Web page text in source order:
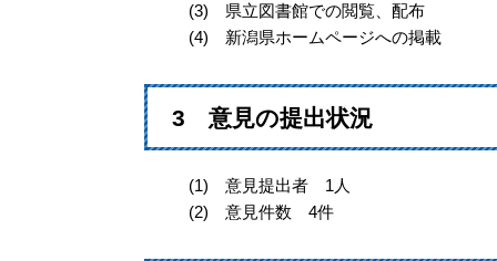
(3) 県立図書館での閲覧、配布
(4) 新潟県ホームページへの掲載
3 意見の提出状況
(1) 意見提出者 1人
(2) 意見件数 4件